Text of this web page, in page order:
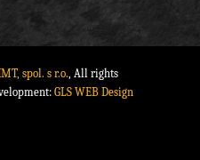
spol. s r.o., All rights
GLS WEB Design